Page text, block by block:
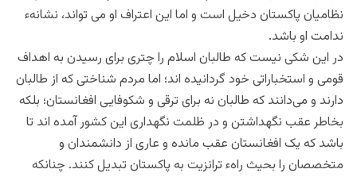
نظامیان پاکستان دخیل است و اما این اعتراف او می تواند، نشانهء
ندامت او باشد.
در این شکی نیست که طالبان اسلام را چتری برای رسیدن به اهداف
قومی و استخباراتی خود گردانیده اند؛ اما مردم شناختی که از طالبان
دارند و می‌دانند که طالبان نه برای ترقی و شکوفایی افغانستان؛ بلکه
بخاطر عقب نگهداشتن و در ظلمت نگهداری این کشور آمده اند تا
باشد که یک افغانستان عقب مانده و عاری از دانشمندان و
متخصصان را بحیث راهء ترانزیت به پاکستان تبدیل کنند. چنانکه